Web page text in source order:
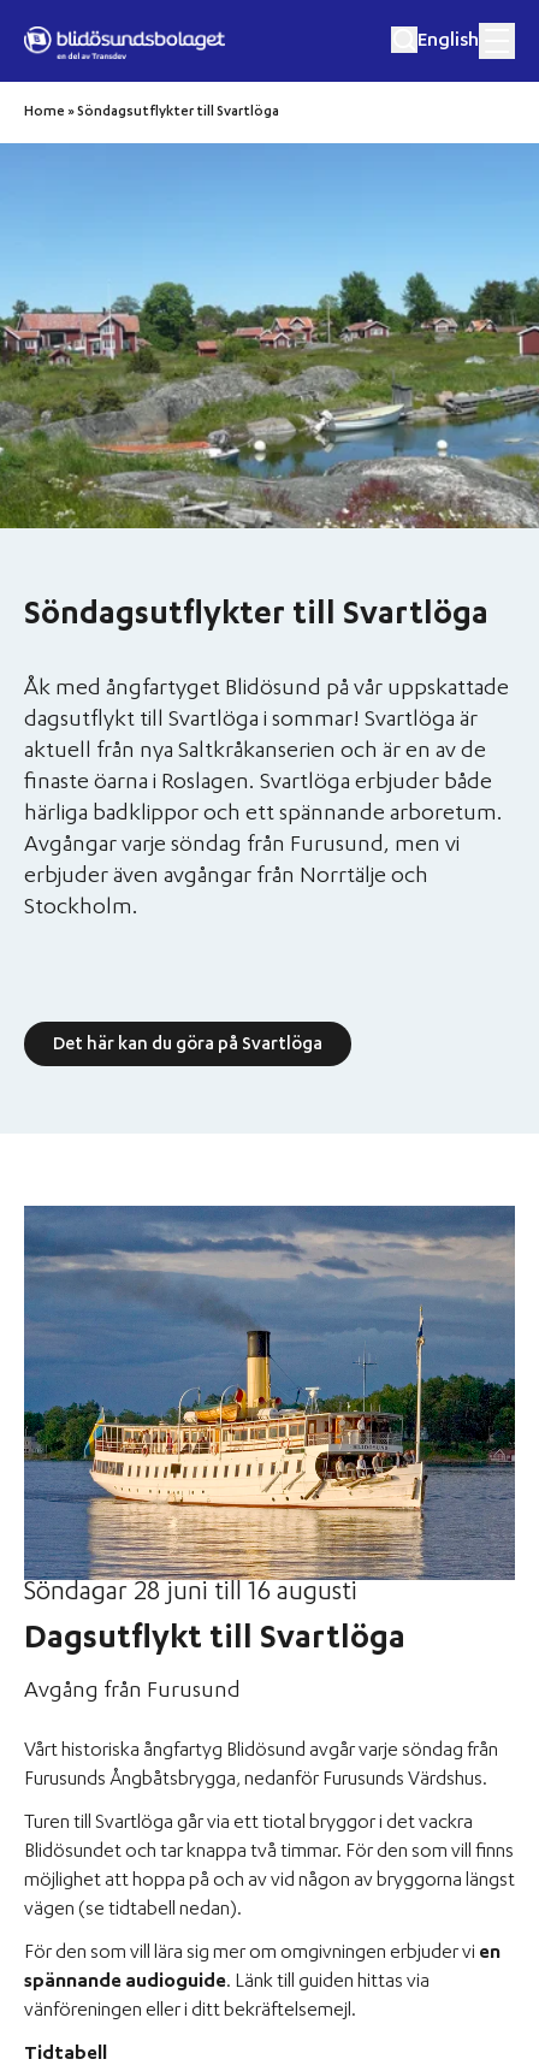
English
Utflykter
Eget event
Destinationer
Om oss
Home »Söndagsutflykter till Svartlöga
Söndagsutflykter till Svartlöga
Åk med ångfartyget Blidösund på vår uppskattade
dagsutflykt till Svartlöga i sommar! Svartlöga är
aktuell från nya Saltkråkanserien och är en av de
finaste öarna i Roslagen. Svartlöga erbjuder både
härliga badklippor och ett spännande arboretum.
Avgångar varje söndag från Furusund, men vi
erbjuder även avgångar från Norrtälje och
Stockholm.
Det här kan du göra på Svartlöga
Söndagar 28 juni till 16 augusti
Dagsutflykt till Svartlöga
Avgång från Furusund
Vårt historiska ångfartyg Blidösund avgår varje söndag från
Furusunds Ångbåtsbrygga, nedanför Furusunds Värdshus.
Turen till Svartlöga går via ett tiotal bryggor i det vackra
Blidösundet och tar knappa två timmar. För den som vill finns
möjlighet att hoppa på och av vid någon av bryggorna längst
vägen (se tidtabell nedan).
För den som vill lära sig mer om omgivningen erbjuder vi en
spännande audioguide. Länk till guiden hittas via
vänföreningen eller i ditt bekräftelsemejl.
Tidtabell